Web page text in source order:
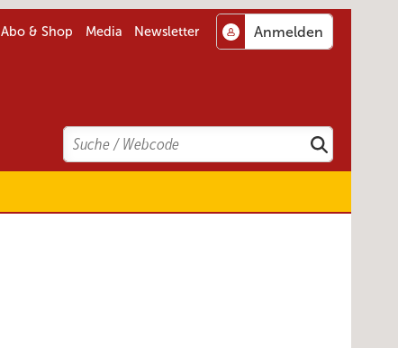
Abo & Shop Media Newsletter
Search
Suchen